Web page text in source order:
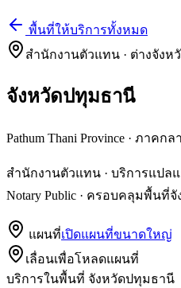
พื้นที่ให้บริการทั้งหมด
สำนักงานตัวแทน · ต่างจังห
จังหวัดปทุมธานี
Pathum Thani Province · ภาคกล
สำนักงานตัวแทน · บริการแปลแ
Notary Public · ครอบคลุมพื้นที่
แผนที่เปิดแผนที่ขนาดใหญ่
เลื่อนเพื่อโหลดแผนที่
บริการในพื้นที่ จังหวัดปทุมธานี